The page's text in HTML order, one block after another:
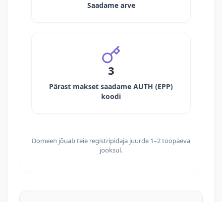
Saadame arve
3
Pärast makset saadame AUTH (EPP)
koodi
Domeen jõuab teie registripidaja juurde 1–2 tööpäeva
jooksul.